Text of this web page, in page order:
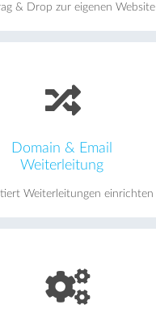
& Drop zur eigenen Website
Domain & Email
Weiterleitung
Weiterleitungen einrichten